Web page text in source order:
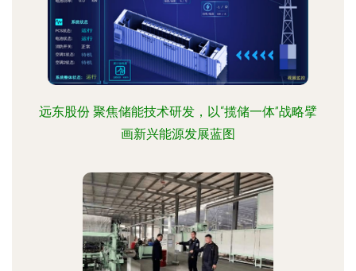
远东股份 聚焦储能技术研发，以“揽储一体”战略擘
画新兴能源发展蓝图